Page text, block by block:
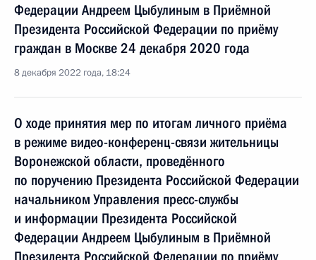
Федерации Андреем Цыбулиным в Приёмной
Президента Российской Федерации по приёму
граждан в Москве 24 декабря 2020 года
8 декабря 2022 года, 18:24
О ходе принятия мер по итогам личного приёма
в режиме видео-конференц-связи жительницы
Воронежской области, проведённого
по поручению Президента Российской Федерации
начальником Управления пресс-службы
и информации Президента Российской
Федерации Андреем Цыбулиным в Приёмной
Президента Российской Федерации по приёму